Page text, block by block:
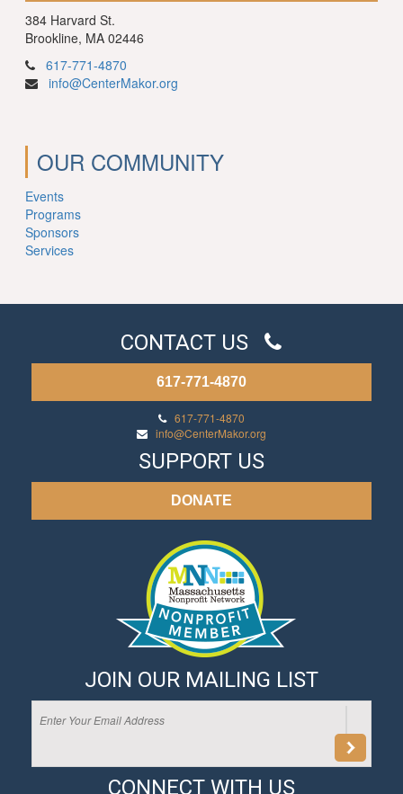
384 Harvard St.
Brookline, MA 02446
617-771-4870
info@CenterMakor.org
OUR COMMUNITY
Events
Programs
Sponsors
Services
CONTACT US
617-771-4870
617-771-4870
info@CenterMakor.org
SUPPORT US
DONATE
JOIN OUR MAILING LIST
CONNECT WITH US